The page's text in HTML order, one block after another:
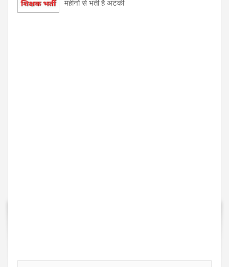
महीनों से भर्ती है अटकी